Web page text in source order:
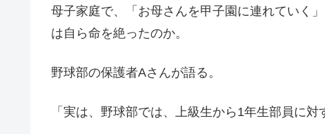
母子家庭で、「お母さんを甲子園に連れていく
は自ら命を絶ったのか。
野球部の保護者Aさんが語る。
「実は、野球部では、上級生から1年生部員に対